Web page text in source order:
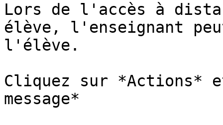
Lors de l'accès à
élève, l'enseignant
l'élève.
Cliquez sur *Actions*
message*